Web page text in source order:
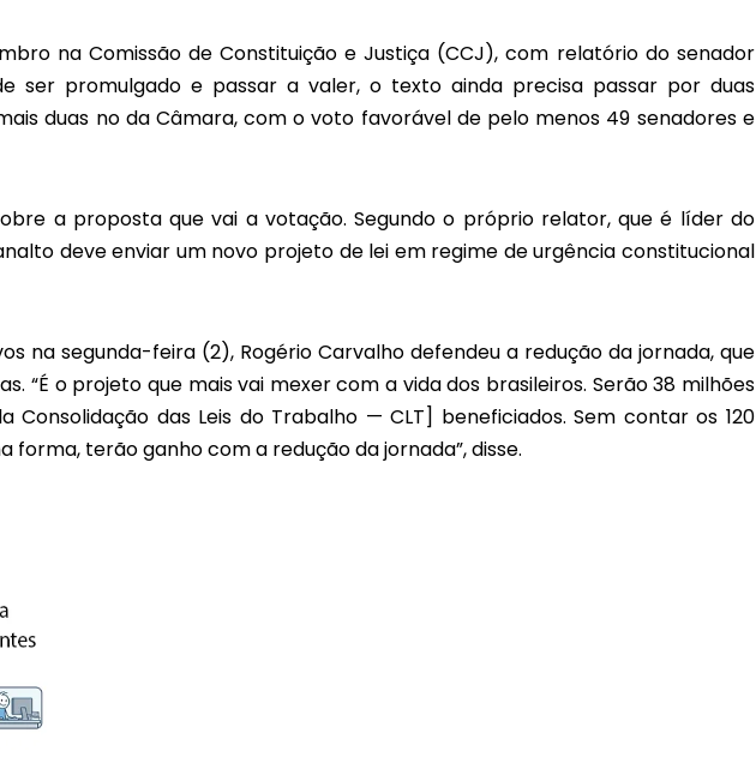
na Comissão de Constituição e Justiça (CCJ), com relatório do senador
ser promulgado e passar a valer, o texto ainda precisa passar por duas
duas no da Câmara, com o voto favorável de pelo menos 49 senadores e
a proposta que vai a votação. Segundo o próprio relator, que é líder do
deve enviar um novo projeto de lei em regime de urgência constitucional
na segunda-feira (2), Rogério Carvalho defendeu a redução da jornada, que
“É o projeto que mais vai mexer com a vida dos brasileiros. Serão 38 milhões
das Leis do Trabalho — CLT] beneficiados. Sem contar os 120
forma, terão ganho com a redução da jornada”, disse.